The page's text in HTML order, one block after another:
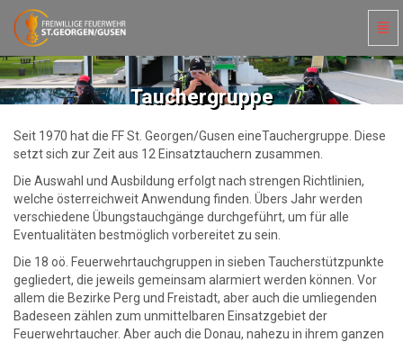
Tauchergruppe
-
zur
Hauptseite
Tauchergruppe
Seit 1970 hat die FF St. Georgen/Gusen eineTauchergruppe. Diese
setzt sich zur Zeit aus 12 Einsatztauchern zusammen.
Die Auswahl und Ausbildung erfolgt nach strengen Richtlinien,
welche österreichweit Anwendung finden. Übers Jahr werden
verschiedene Übungstauchgänge durchgeführt, um für alle
Eventualitäten bestmöglich vorbereitet zu sein.
Die 18 oö. Feuerwehrtauchgruppen in sieben Taucherstützpunkte
gegliedert, die jeweils gemeinsam alarmiert werden können. Vor
allem die Bezirke Perg und Freistadt, aber auch die umliegenden
Badeseen zählen zum unmittelbaren Einsatzgebiet der
Feuerwehrtaucher. Aber auch die Donau, nahezu in ihrem ganzen